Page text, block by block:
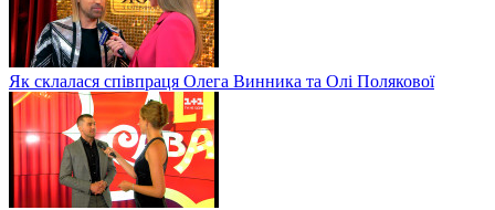
Як склалася співпраця Олега Винника та Олі Полякової